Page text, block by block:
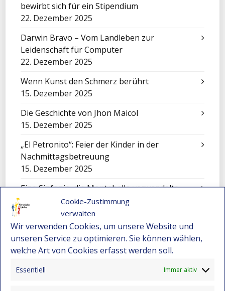
Cookie-Zustimmung
verwalten
Wir verwenden Cookies, um unsere Website und
unseren Service zu optimieren. Sie können wählen,
welche Art von Cookies erfasst werden soll.
Essentiell Immer aktiv
bewirbt sich für ein Stipendium
22. Dezember 2025
Darwin Bravo – Vom Landleben zur
Leidenschaft für Computer
22. Dezember 2025
Wenn Kunst den Schmerz berührt
15. Dezember 2025
Die Geschichte von Jhon Maicol
15. Dezember 2025
„El Petronito“: Feier der Kinder in der
Nachmittagsbetreuung
15. Dezember 2025
Eine Sinfonie, die Montebello verwandelte
15. Dezember 2025
Cali füllt sich mit Worten: Ein unvergessliches
Erlebnis für unsere Kinder
15. Dezember 2025
Wo Gemeinschaft und Musik neue Wege